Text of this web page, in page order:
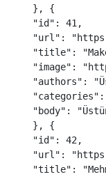
},
{
"id " : 41 ,
"url " : "
"title" : "
"image" : "
"authors" : "
"categories" :
"body" : "
},
{
"id " : 42 ,
"url " : "
"title" : "